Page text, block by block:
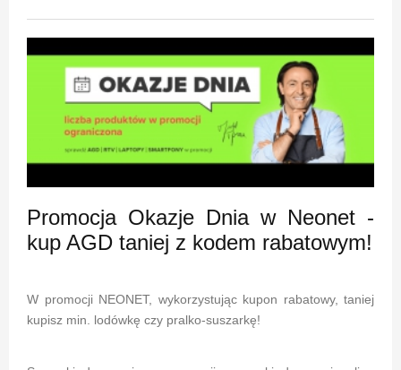
Promocja Okazje Dnia w Neonet -
kup AGD taniej z kodem rabatowym!
W promocji NEONET, wykorzystując kupon rabatowy, taniej
kupisz min. lodówkę czy pralko-suszarkę!